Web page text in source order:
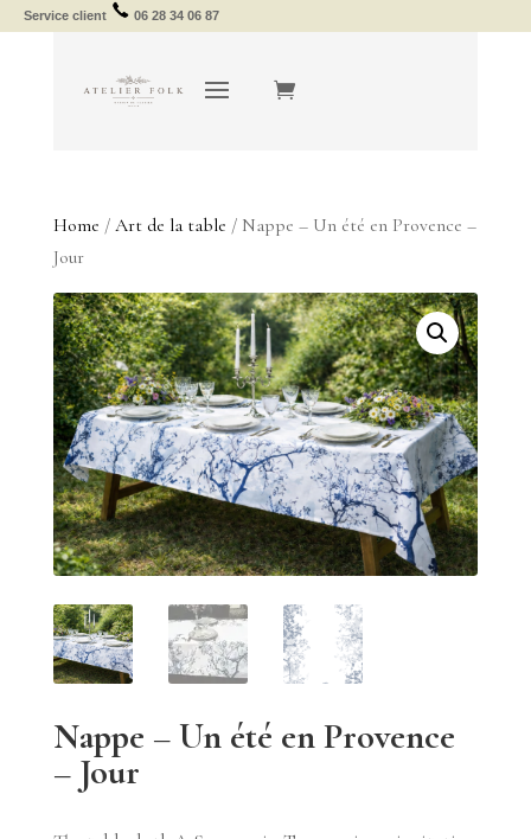
Service client 06 28 34 06 87
Home / Art de la table / Nappe – Un été en Provence –
Jour
Nappe – Un été en Provence
– Jour